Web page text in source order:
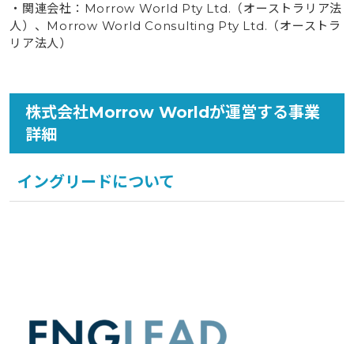
・関連会社：Morrow World Pty Ltd.（オーストラリア法
人）、Morrow World Consulting Pty Ltd.（オーストラ
リア法人）
株式会社Morrow Worldが運営する事業
詳細
イングリードについて